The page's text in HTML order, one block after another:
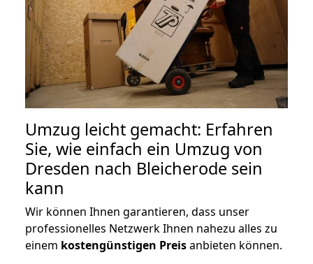
Umzug leicht gemacht: Erfahren
Sie, wie einfach ein Umzug von
Dresden nach Bleicherode sein
kann
Wir können Ihnen garantieren, dass unser
professionelles Netzwerk Ihnen nahezu alles zu
einem kostengünstigen Preisanbieten können.